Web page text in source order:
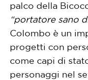
palco della
“portatore sano
Colombo è un
progetti con
come capi di
personaggi nel